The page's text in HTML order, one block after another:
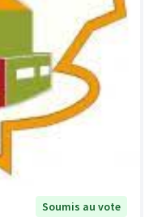
Soumis au vote